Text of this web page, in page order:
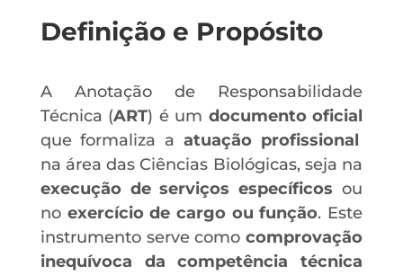
Definição e Propósito
A Anotação de Responsabilidade
Técnica (ART) é um documento oficial
que formaliza a atuação profissional
na área das Ciências Biológicas,seja na
execução de serviços específicos ou
no exercício de cargo ou função. Este
instrumento serve comocomprovação
inequívoca da competência técnica